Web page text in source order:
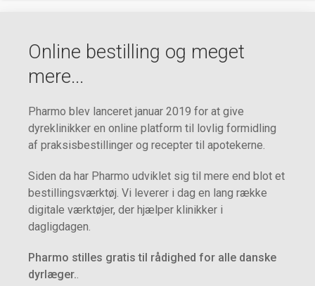
Online bestilling og meget
mere...
Pharmo blev lanceret januar 2019 for at give
dyreklinikker en online platform til lovlig formidling
af praksisbestillinger og recepter til apotekerne.
Siden da har Pharmo udviklet sig til mere end blot et
bestillingsværktøj. Vi leverer i dag en lang række
digitale værktøjer, der hjælper klinikker i
dagligdagen.
Pharmo stilles gratis til rådighed for alle danske
dyrlæger..